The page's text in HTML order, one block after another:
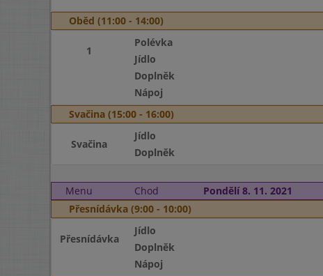
Oběd (11:00 - 14:00)
1
Polévka
Jídlo
Doplněk
Nápoj
Svačina (15:00 - 16:00)
Svačina
Jídlo
Doplněk
Menu
Chod Pondělí 8. 11. 2021
Přesnídávka (9:00 - 10:00)
Přesnídávka
Jídlo
Doplněk
Nápoj